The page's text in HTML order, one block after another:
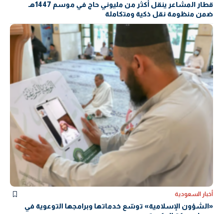
قطار المشاعر ينقل أكثر من مليوني حاج في موسم 1447هـ
ضمن منظومة نقل ذكية ومتكاملة
أخبار السعودية
«الشؤون الإسلامية» توسّع خدماتها وبرامجها التوعوية في